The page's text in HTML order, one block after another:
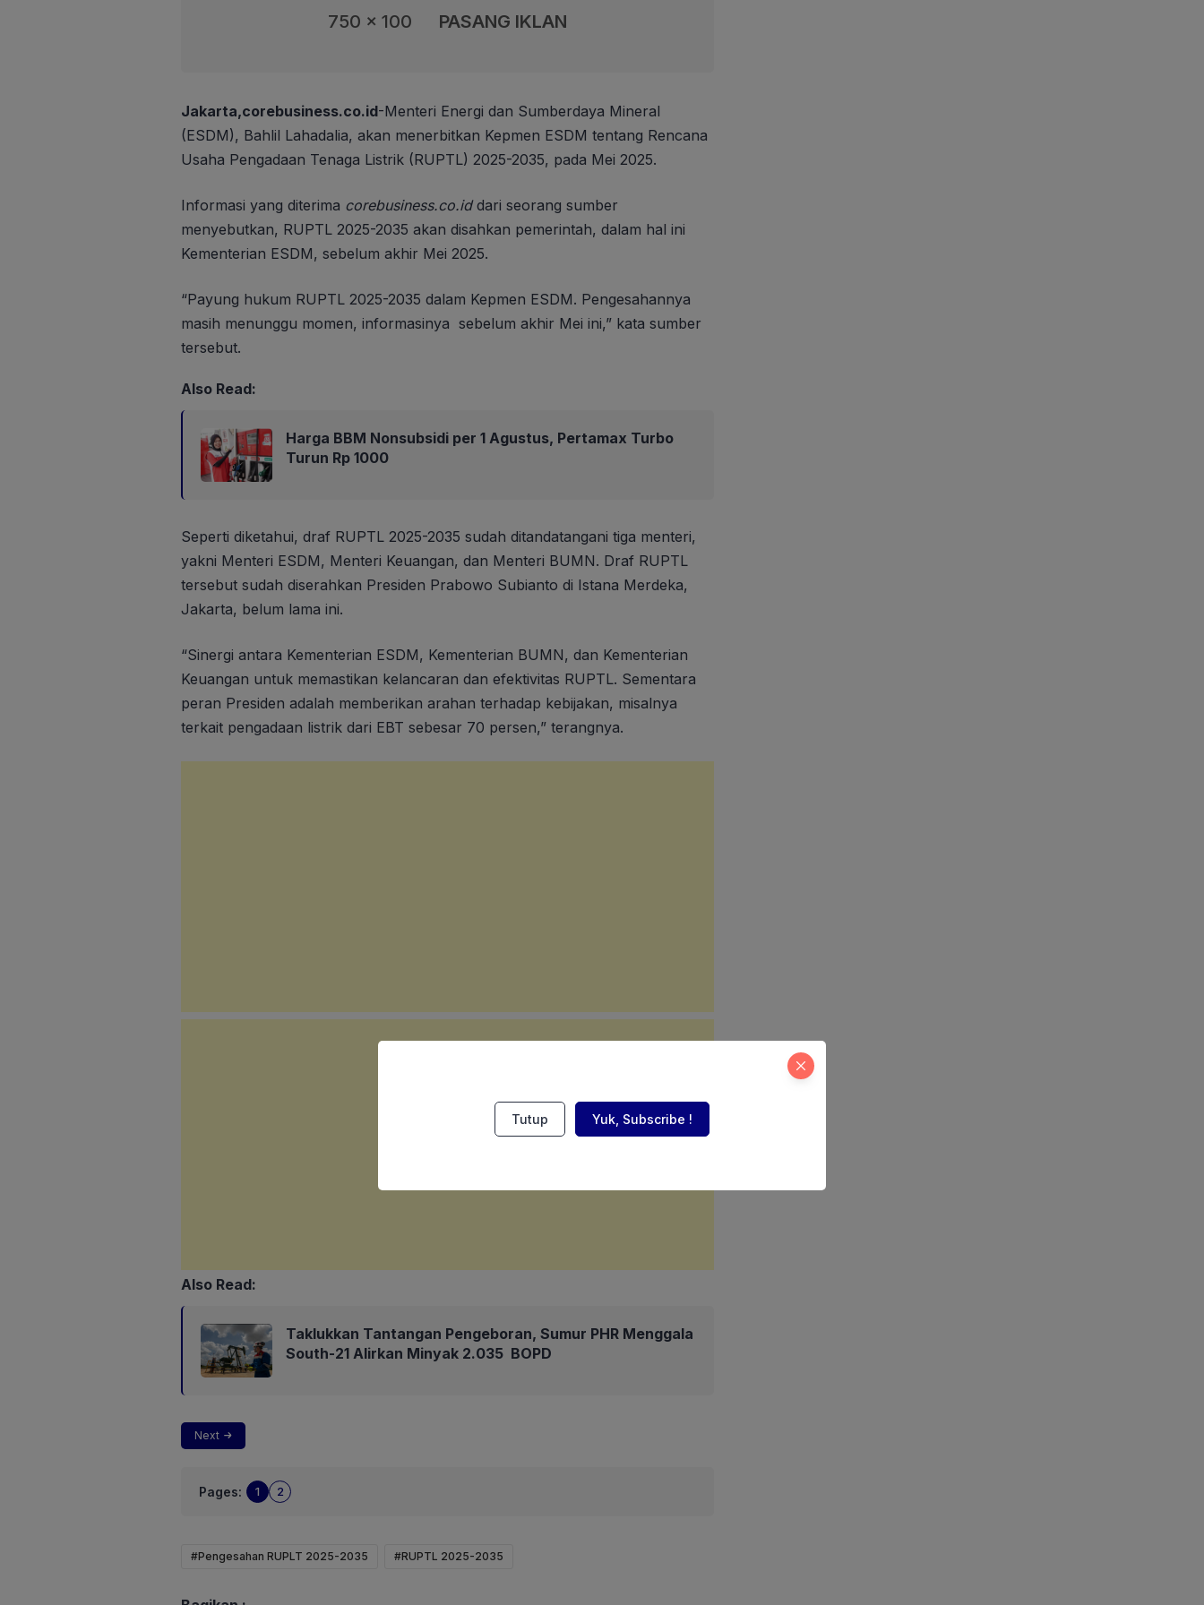
750 x 100 PASANG IKLAN
Jakarta,corebusiness.co.id-Menteri Energi dan Sumberdaya Mineral
(ESDM), Bahlil Lahadalia, akan menerbitkan Kepmen ESDM tentang Rencana
Usaha Pengadaan Tenaga Listrik (RUPTL) 2025-2035, pada Mei 2025.
Informasi yang diterima corebusiness.co.iddari seorang sumber
menyebutkan, RUPTL 2025-2035 akan disahkan pemerintah, dalam hal ini
Kementerian ESDM, sebelum akhir Mei 2025.
“Payung hukum RUPTL 2025-2035 dalam Kepmen ESDM. Pengesahannya
masih menunggu momen, informasinya sebelum akhir Mei ini,” kata sumber
tersebut.
Also Read:
Harga BBM Nonsubsidi per 1 Agustus, Pertamax Turbo
Turun Rp 1000
Seperti diketahui, draf RUPTL 2025-2035 sudah ditandatangani tiga menteri,
yakni Menteri ESDM, Menteri Keuangan, dan Menteri BUMN. Draf RUPTL
tersebut sudah diserahkan Presiden Prabowo Subianto di Istana Merdeka,
Jakarta, belum lama ini.
“Sinergi antara Kementerian ESDM, Kementerian BUMN, dan Kementerian
Keuangan untuk memastikan kelancaran dan efektivitas RUPTL. Sementara
peran Presiden adalah memberikan arahan terhadap kebijakan, misalnya
terkait pengadaan listrik dari EBT sebesar 70 persen,” terangnya.
Also Read:
Taklukkan Tantangan Pengeboran, Sumur PHR Menggala
South-21 Alirkan Minyak 2.035 BOPD
Next
Pages: 1 2
#Pengesahan RUPLT 2025-2035 #RUPTL 2025-2035
Tutup Yuk, Subscribe !